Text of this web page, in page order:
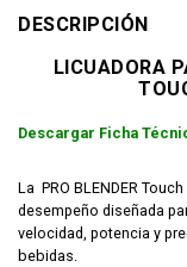
DESCRIPCIÓN
LICUADORA
Descargar Ficha
La PRO BLENDER
desempeño diseñada
velocidad, potencia y
bebidas.